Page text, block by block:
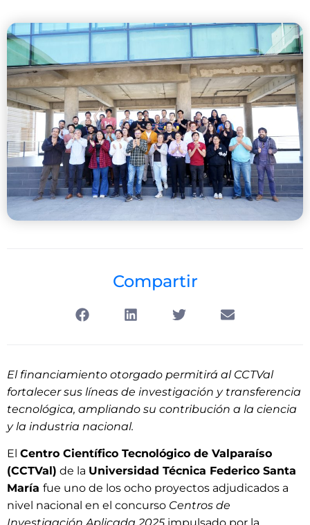
Compartir
El financiamiento otorgado permitirá al CCTVal
fortalecer sus líneas de investigación y transferencia
tecnológica, ampliando su contribución a la ciencia
y la industria nacional.
El Centro Científico Tecnológico de Valparaíso
(CCTVal) de la Universidad Técnica Federico Santa
María fue uno de los ocho proyectos adjudicados a
nivel nacional en el concurso Centros de